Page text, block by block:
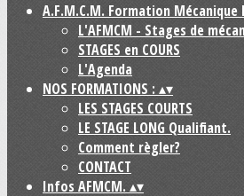
A.F.M.C.M. Formation
L'AFMCM - Stages de
STAGES en COURS
L'Agenda
NOS FORMATIONS :▴▾
LES STAGES COURTS
LE STAGE LONG Qualifiant.
Comment règler?
CONTACT
Infos AFMCM. ▴▾